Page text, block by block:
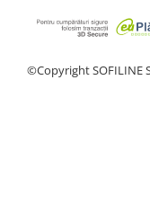
©Copyright SOFILINE